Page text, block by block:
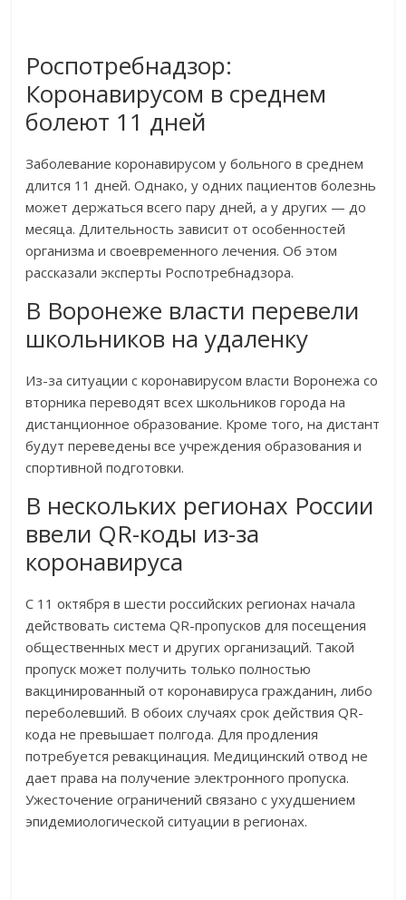
Роспотребнадзор:
Коронавирусом в среднем
болеют 11 дней
Заболевание коронавирусом у больного в среднем
длится 11 дней. Однако, у одних пациентов болезнь
может держаться всего пару дней, а у других — до
месяца. Длительность зависит от особенностей
организма и своевременного лечения. Об этом
рассказали эксперты Роспотребнадзора.
В Воронеже власти перевели
школьников на удаленку
Из-за ситуации с коронавирусом власти Воронежа со
вторника переводят всех школьников города на
дистанционное образование. Кроме того, на дистант
будут переведены все учреждения образования и
спортивной подготовки.
В нескольких регионах России
ввели QR-коды из-за
коронавируса
С 11 октября в шести российских регионах начала
действовать система QR-пропусков для посещения
общественных мест и других организаций. Такой
пропуск может получить только полностью
вакцинированный от коронавируса гражданин, либо
переболевший. В обоих случаях срок действия QR-
кода не превышает полгода. Для продления
потребуется ревакцинация. Медицинский отвод не
дает права на получение электронного пропуска.
Ужесточение ограничений связано с ухудшением
эпидемиологической ситуации в регионах.